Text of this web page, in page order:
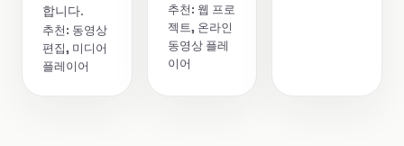
합니다.
추천: 동영상
편집, 미디어
플레이어
추천: 웹 프로
젝트, 온라인
동영상 플레
이어